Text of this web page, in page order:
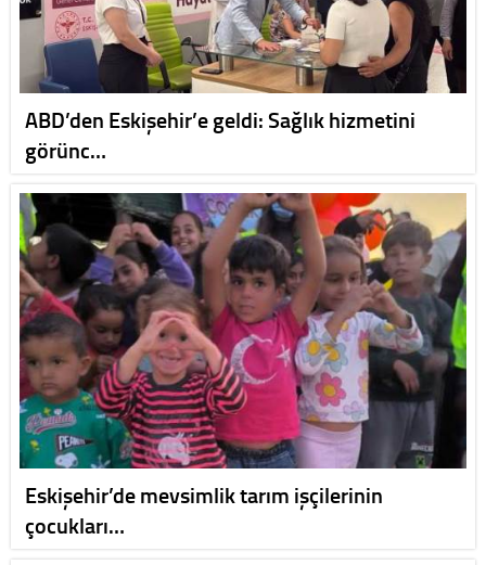
ABD’den Eskişehir’e geldi: Sağlık hizmetini
görünc…
Eskişehir’de mevsimlik tarım işçilerinin
çocukları…